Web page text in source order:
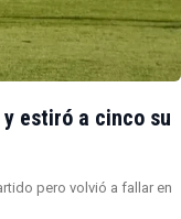
estiró a cinco su
pero volvió a fallar en